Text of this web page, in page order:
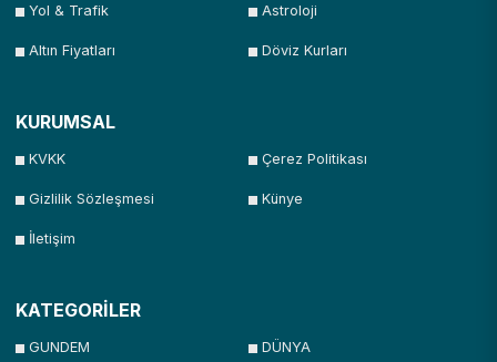
Yol & Trafik Astroloji
Altın Fiyatları Döviz Kurları
KURUMSAL
KVKK Çerez Politikası
Gizlilik Sözleşmesi Künye
İletişim
KATEGORİLER
GUNDEM DÜNYA